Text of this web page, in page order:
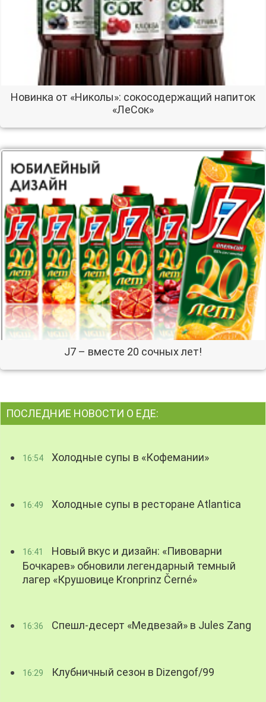
Новинка от «Николы»: сокосодержащий напиток
«ЛеСок»
J7 – вместе 20 сочных лет!
ПОСЛЕДНИЕ НОВОСТИ О ЕДЕ:
16:54 Холодные супы в «Кофемании»
16:49 Холодные супы в ресторане Atlantica
16:41
Новый вкус и дизайн: «Пивоварни
Бочкарев» обновили легендарный темный
лагер «Крушовице Kronprinz Černé»
16:36 Спешл-десерт «Медвезай» в Jules Zang
16:29 Клубничный сезон в Dizengof/99